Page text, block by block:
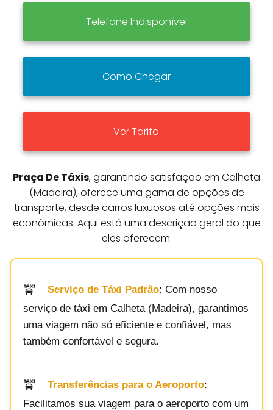
Telefone Indisponível
Como Chegar
Ver Tarifa
Praça De Táxis, garantindo satisfação em Calheta
(Madeira), oferece uma gama de opções de
transporte, desde carros luxuosos até opções mais
econômicas. Aqui está uma descrição geral do que
eles oferecem:
Serviço de Táxi Padrão: Com nosso
serviço de táxi em Calheta (Madeira), garantimos
uma viagem não só eficiente e confiável, mas
também confortável e segura.
Transferências para o Aeroporto:
Facilitamos sua viagem para o aeroporto com um